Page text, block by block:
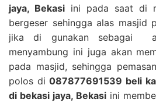
jaya, Bekasi ini pada saat di
bergeser sehingga alas masjid
jika di gunakan sebagai
menyambung ini juga akan
pada masjid, sehingga
polos di087877691539 beli
di bekasi jaya, Bekasi ini